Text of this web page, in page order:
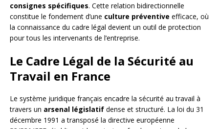
consignes spécifiques. Cette relation bidirectionnelle
constitue le fondement d’une culture préventive efficace, où
la connaissance du cadre légal devient un outil de protection
pour tous les intervenants de l’entreprise.
Le Cadre Légal de la Sécurité au
Travail en France
Le système juridique français encadre la sécurité au travail à
travers un arsenal législatif dense et structuré. La loi du 31
décembre 1991 a transposé la directive européenne